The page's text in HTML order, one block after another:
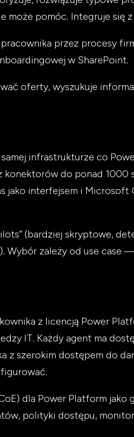
może pomóc. Integruje się
przez procesy
w SharePoint.
oferty, wyszukuje
infrastrukturze co
do ponad 1000
jako interfejsem i Microsoft
(bardziej skryptowe,
Wybór zależy od use case
z licencją Power
IT. Każdy agent ma
z szerokim dostępem do
dla Power Platform jako
polityki dostępu,